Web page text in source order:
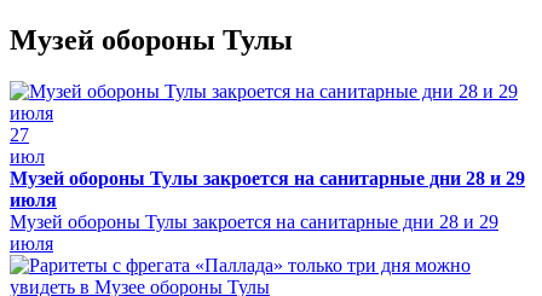
Музей обороны Тулы
27
июл
Музей обороны Тулы закроется на санитарные дни 28 и 29
июля
Музей обороны Тулы закроется на санитарные дни 28 и 29
июля